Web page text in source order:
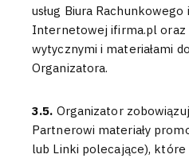
usług Biura
Internetowej ifirma.pl oraz
wytycznymi i materiałami
Organizatora.
3.5. Organizator
Partnerowi materiały
lub Linki polecające),